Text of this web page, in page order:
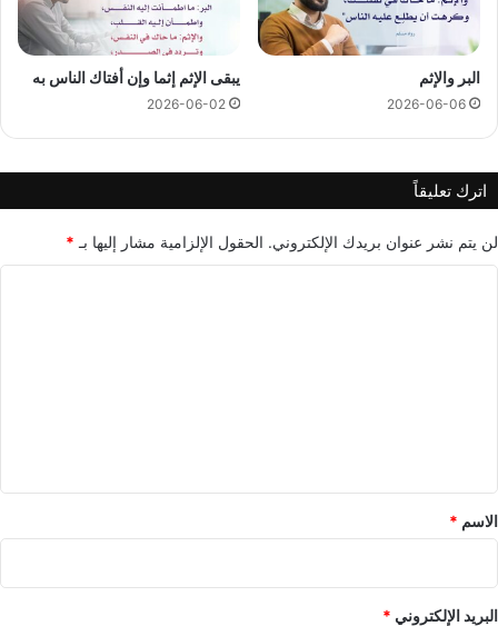
البر والإثم
2026-06-06
يبقى الإثم إثما وإن أفتاك الناس به
2026-06-02
اترك تعليقاً
لن يتم نشر عنوان بريدك الإلكتروني. الحقول الإلزامية مشار إليها بـ *
*
الاسم *
البريد الإلكتروني *